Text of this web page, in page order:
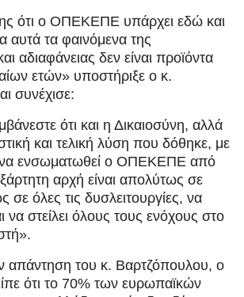
ότι ο ΟΠΕΚΕΠΕ υπάρχει εδώ και
αυτά τα φαινόμενα της
αδιαφάνειας δεν είναι προϊόντα
ετών» υποστήριξε ο κ.
συνέχισε:
ότι και η Δικαιοσύνη, αλλά
και τελική λύση που δόθηκε, με
να ενσωματωθεί ο ΟΠΕΚΕΠΕ από
αρχή είναι απολύτως σε
σε όλες τις δυσλειτουργίες, να
να στείλει όλους τους ενόχους στο
απάντηση του κ. Βαρτζόπουλου, ο
ότι το 70% των ευρωπαϊκών